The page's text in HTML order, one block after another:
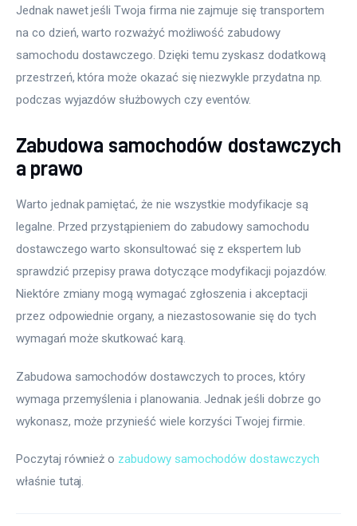
Jednak nawet jeśli Twoja firma nie zajmuje się transportem
na co dzień, warto rozważyć możliwość zabudowy
samochodu dostawczego. Dzięki temu zyskasz dodatkową
przestrzeń, która może okazać się niezwykle przydatna np.
podczas wyjazdów służbowych czy eventów.
Zabudowa samochodów dostawczych
a prawo
Warto jednak pamiętać, że nie wszystkie modyfikacje są
legalne. Przed przystąpieniem do zabudowy samochodu
dostawczego warto skonsultować się z ekspertem lub
sprawdzić przepisy prawa dotyczące modyfikacji pojazdów.
Niektóre zmiany mogą wymagać zgłoszenia i akceptacji
przez odpowiednie organy, a niezastosowanie się do tych
wymagań może skutkować karą.
Zabudowa samochodów dostawczych to proces, który
wymaga przemyślenia i planowania. Jednak jeśli dobrze go
wykonasz, może przynieść wiele korzyści Twojej firmie.
Poczytaj również o zabudowy samochodów dostawczych
właśnie tutaj.